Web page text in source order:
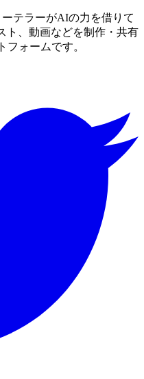
ーテラーがAIの力を借りて
ト、動画などを制作・共有
ォームです。